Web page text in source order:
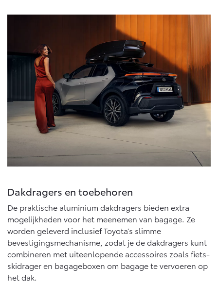
Vanaf € 37.500,-
BATTERIJ-ELEKTRISCH
Vanaf € 55.950,-
Proace Max (excl. BTW)
OOK ALS BATTERIJ-
ELEKTRISCH
Vanaf € 46.301,-
Hilux (excl. BTW)
OOK ALS BATTERIJ-
ELEKTRISCH
Vanaf € 56.570,-
Land Cruiser (excl. BTW)
Dakdragers en toebehoren
De praktische aluminium dakdragers bieden extra
mogelijkheden voor het meenemen van bagage. Ze
worden geleverd inclusief Toyota’s slimme
bevestigingsmechanisme, zodat je de dakdragers kunt
combineren met uiteenlopende accessoires zoals fiets-
skidrager en bagageboxen om bagage te vervoeren op
het dak.